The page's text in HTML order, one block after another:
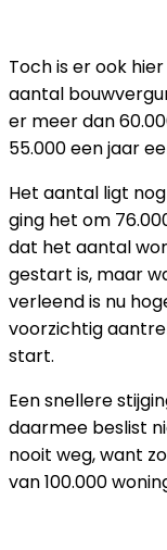
Toch is er ook
aantal
er meer dan
55.000 een jaar
Het aantal ligt
ging het om
dat het aantal
gestart is, maar
verleend is nu
voorzichtig
start.
Een snellere
daarmee beslist
nooit weg, want
van 100.000